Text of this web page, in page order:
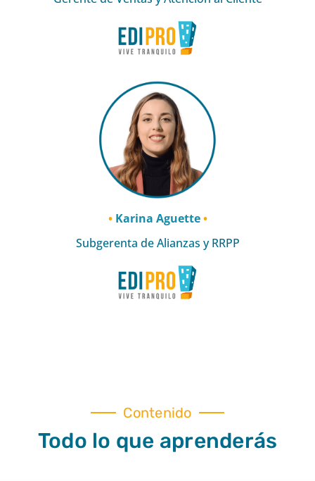
•Karina Aguette•
Subgerenta de Alianzas y RRPP
Contenido
Todo lo que aprenderás